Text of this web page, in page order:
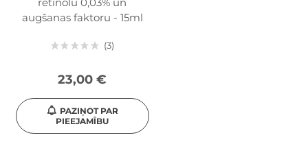
retinolu 0,03% un
augšanas faktoru - 15ml
3
23,00 €
PAZIŅOT PAR
PIEEJAMĪBU